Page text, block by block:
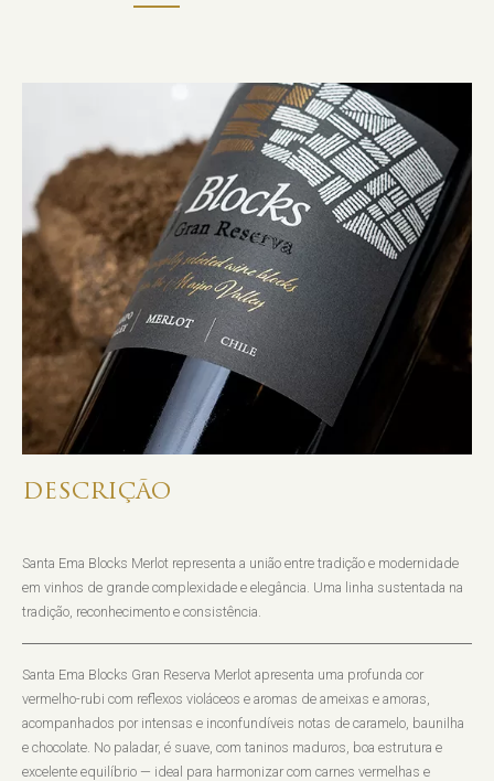
DESCRIÇÃO
Santa Ema Blocks Merlot representa a união entre tradição e modernidade
em vinhos de grande complexidade e elegância. Uma linha sustentada na
tradição, reconhecimento e consistência.
Santa Ema Blocks Gran Reserva Merlot apresenta uma profunda cor
vermelho-rubi com reflexos violáceos e aromas de ameixas e amoras,
acompanhados por intensas e inconfundíveis notas de caramelo, baunilha
e chocolate. No paladar, é suave, com taninos maduros, boa estrutura e
excelente equilíbrio — ideal para harmonizar com carnes vermelhas e